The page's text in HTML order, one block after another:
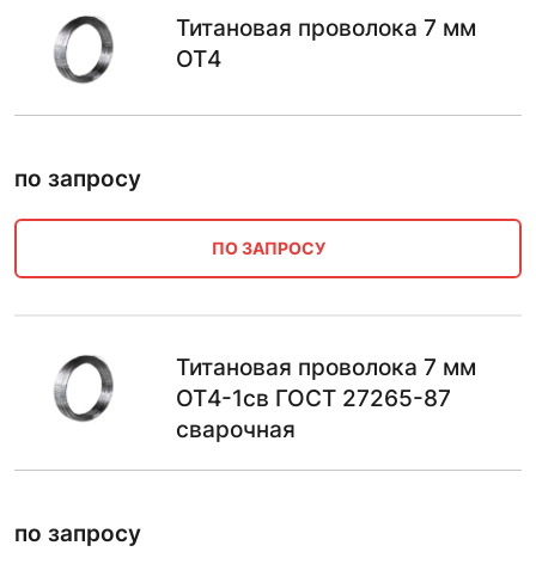
Титановая проволока 7 мм
ОТ4
по запросу
ПО ЗАПРОСУ
Титановая проволока 7 мм
ОТ4-1св ГОСТ 27265-87
сварочная
по запросу